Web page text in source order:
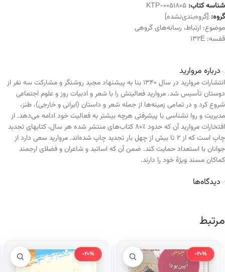
شناسه کتاب: KTP-0051805
گروه: [گروه‌بندی‌نشده]
موضوع: ارتباط، رسانه‌های گروهی
قفسه: 132E
درباره مروارید
انتشارات مروارید در سال ۱۳۴۰ بنا به پیشنهاد مجید روشنگر و مشارکت سه نفر از
دوستان تأسیس شد. مروارید فعالیتش را با شعر و ادبیات روز و علوم اجتماعی
شروع کرد و در تمامی زمینه‌ها از جمله شعر و داستان (ایرانی و خارجی)، طنز،
مدیریت و روا نشناسی با پیشرفتی هرچه بیشتر به فعالیت خود ادامه می‌دهد. از
افتخارات مروارید آن که حدود ٪۸۰ کتاب‌های منتشر شده هر سال، کتابهای تجدید
چاپ است که از ۲ تا بیش از چهل بار تجدید چاپ شده‌اند. مروارید سعی دارد از
جوانان با استعداد حمایت کند. ضمن آن که اساتید و شاعران و فضلای ارجمند
کماکان مسند ویژهٔ خود را دارند.
دیدگاه‌ها
مرتبط
-20%
-20%